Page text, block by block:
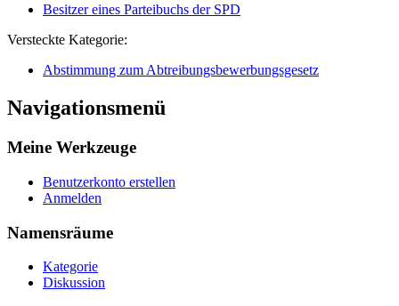
Besitzer eines Parteibuchs der SPD
Versteckte Kategorie:
Abstimmung zum Abtreibungsbewerbungsgesetz
Navigationsmenü
Meine Werkzeuge
Benutzerkonto erstellen
Anmelden
Namensräume
Kategorie
Diskussion